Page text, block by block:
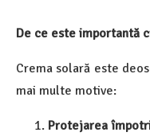
De ce este importantă
Crema solară este
mai multe motive:
Protejarea